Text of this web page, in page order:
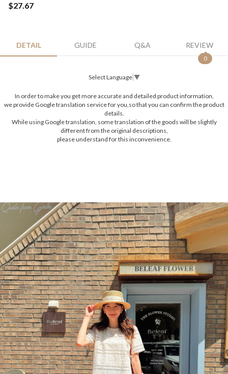
$27.67
DETAIL GUIDE Q&A REVIEW
0
Select Language ▼
In order to make you get more accurate and detailed product information,
we provide Google translation service for you,so that you can confirm the product
details.
While using Google translation, some translation of the goods will be slightly
different from the original descriptions,
please understand for this inconvenience.